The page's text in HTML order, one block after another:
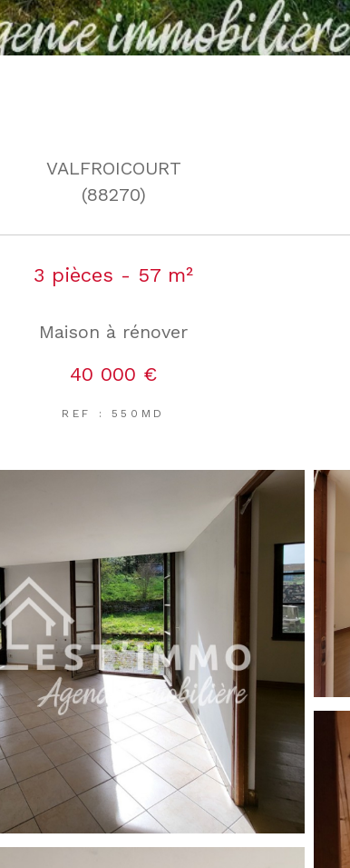
VALFROICOURT
(88270)
3 pièces - 57 m²
Maison à rénover
40 000 €
REF : 550MD